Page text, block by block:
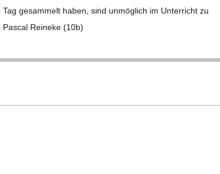
gesam­melt haben, sind unmög­lich im Unter­richt zu
Rei­neke (10b)